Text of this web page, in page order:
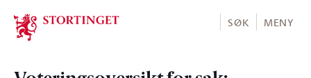
Stortinget.no
SØK MENY